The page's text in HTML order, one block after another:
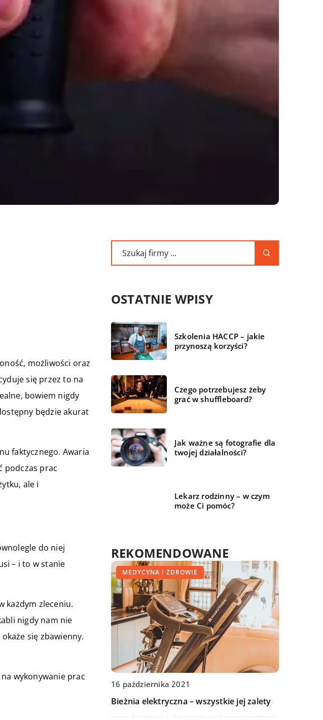
możliwości oraz
się przez to na
bowiem nigdy
będzie akurat
faktycznego. Awaria
podczas prac
ale i
do niej
– i to w stanie
każdym zleceniu.
nigdy nam nie
się zbawienny.
wykonywanie prac
OSTATNIE WPISY
Szkolenia HACCP – jakie
przynoszą korzyści?
Czego potrzebujesz żeby
grać w shuffleboard?
Jak ważne są fotografie dla
twojej działalności?
Lekarz rodzinny – w czym
może Ci pomóc?
REKOMENDOWANE
TRENDY I ŻYCIE
MEDYCYNA I ZDROWIE
16 października 2021
Bieżnia elektryczna – wszystkie jej zalety
MEDYCYNA I ZDROWIE
22 lutego 2021
Rezonans magnetyczny – na czym polega